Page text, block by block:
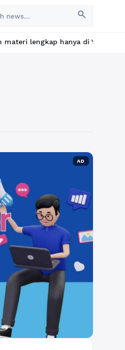
search
hanya di YukBelajar.com.
AD